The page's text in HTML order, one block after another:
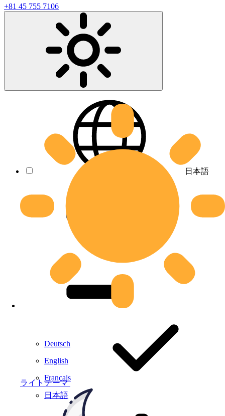
+81 45 755 7106
ライトテーマ
日本語
Deutsch
English
Français
日本語